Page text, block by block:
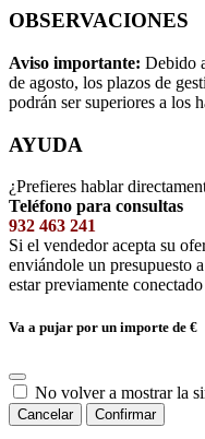
OBSERVACIONES
Aviso importante: Debido
de agosto, los plazos de
podrán ser superiores a los
AYUDA
¿Prefieres hablar
Teléfono para consultas
932 463 241
Si el vendedor acepta su
enviándole un presupuesto
estar previamente
Va a pujar por un importe de €
No volver a mostrar la
Cancelar Confirmar